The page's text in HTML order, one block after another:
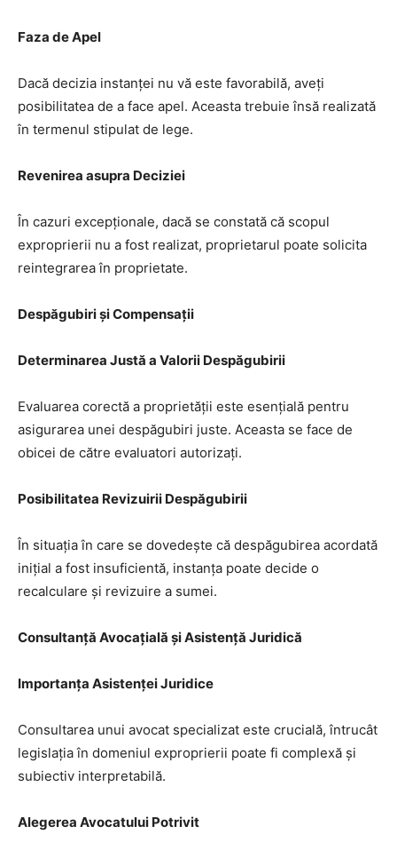
Faza de Apel
Dacă decizia instanței nu vă este favorabilă, aveți
posibilitatea de a face apel. Aceasta trebuie însă realizată
în termenul stipulat de lege.
Revenirea asupra Deciziei
În cazuri excepționale, dacă se constată că scopul
exproprierii nu a fost realizat, proprietarul poate solicita
reintegrarea în proprietate.
Despăgubiri și Compensații
Determinarea Justă a Valorii Despăgubirii
Evaluarea corectă a proprietății este esențială pentru
asigurarea unei despăgubiri juste. Aceasta se face de
obicei de către evaluatori autorizați.
Posibilitatea Revizuirii Despăgubirii
În situația în care se dovedește că despăgubirea acordată
inițial a fost insuficientă, instanța poate decide o
recalculare și revizuire a sumei.
Consultanță Avocațială și Asistență Juridică
Importanța Asistenței Juridice
Consultarea unui avocat specializat este crucială, întrucât
legislația în domeniul exproprierii poate fi complexă și
subiectiv interpretabilă.
Alegerea Avocatului Potrivit